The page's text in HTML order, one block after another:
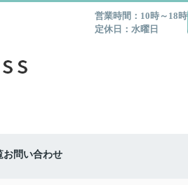
営業時間：10時～18時
定休日：水曜日
お問い合わせ